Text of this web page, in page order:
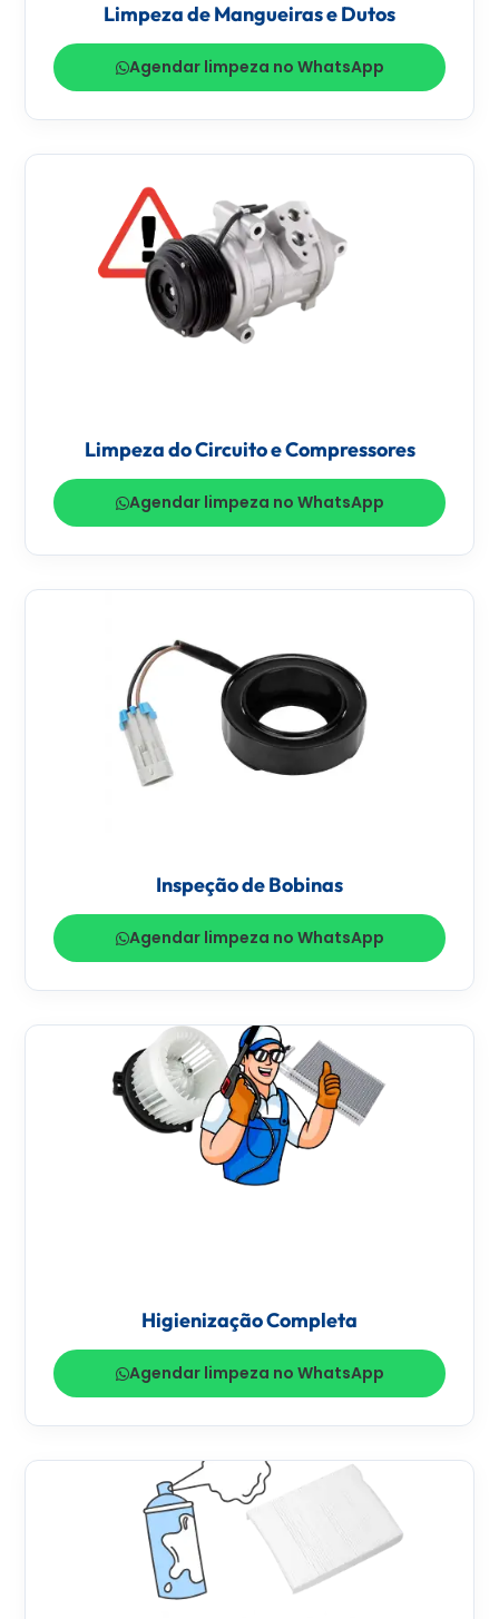
Limpeza de Mangueiras e Dutos
Agendar limpeza no WhatsApp
Limpeza do Circuito e Compressores
Agendar limpeza no WhatsApp
Inspeção de Bobinas
Agendar limpeza no WhatsApp
Higienização Completa
Agendar limpeza no WhatsApp